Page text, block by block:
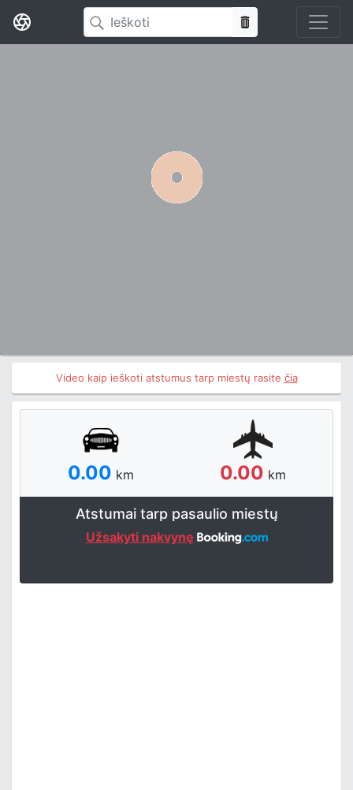
Video kaip ieškoti atstumus tarp miestų rasite čia
0.00 km 0.00 km
Atstumai tarp pasaulio miestų
Užsakyti nakvynę